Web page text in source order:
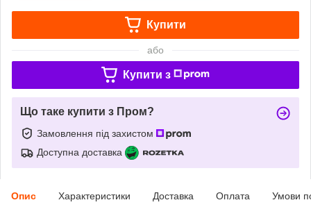
Купити
або
Купити з
Що таке купити з Пром?
Замовлення під захистом
Доступна доставка
Опис Характеристики Доставка Оплата Умови